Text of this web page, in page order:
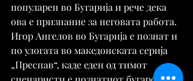
популарен во Бугарија и рече дека
ова е признание за неговата работа.
Игор Ангелов во Бугарија е познат и
по улогата во македонската серија
„Преспав“, каде еден од тимот